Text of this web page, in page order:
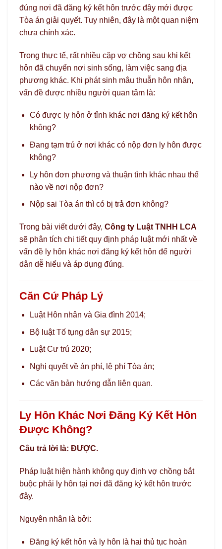
đúng nơi đã đăng ký kết hôn trước đây mới được
Tòa án giải quyết. Tuy nhiên, đây là một quan niệm
chưa chính xác.
Trong thực tế, rất nhiều cặp vợ chồng sau khi kết
hôn đã chuyển nơi sinh sống, làm việc sang địa
phương khác. Khi phát sinh mâu thuẫn hôn nhân,
vấn đề được nhiều người quan tâm là:
Có được ly hôn ở tỉnh khác nơi đăng ký kết hôn
không?
Đang tạm trú ở nơi khác có nộp đơn ly hôn được
không?
Ly hôn đơn phương và thuận tình khác nhau thế
nào về nơi nộp đơn?
Nộp sai Tòa án thì có bị trả đơn không?
Trong bài viết dưới đây, Công ty Luật TNHH LCA
sẽ phân tích chi tiết quy định pháp luật mới nhất về
vấn đề ly hôn khác nơi đăng ký kết hôn để người
dân dễ hiểu và áp dụng đúng.
Căn Cứ Pháp Lý
Luật Hôn nhân và Gia đình 2014;
Bộ luật Tố tụng dân sự 2015;
Luật Cư trú 2020;
Nghị quyết về án phí, lệ phí Tòa án;
Các văn bản hướng dẫn liên quan.
Ly Hôn Khác Nơi Đăng Ký Kết Hôn
Được Không?
Câu trả lời là: ĐƯỢC.
Pháp luật hiện hành không quy định vợ chồng bắt
buộc phải ly hôn tại nơi đã đăng ký kết hôn trước
đây.
Nguyên nhân là bởi:
Đăng ký kết hôn và ly hôn là hai thủ tục hoàn